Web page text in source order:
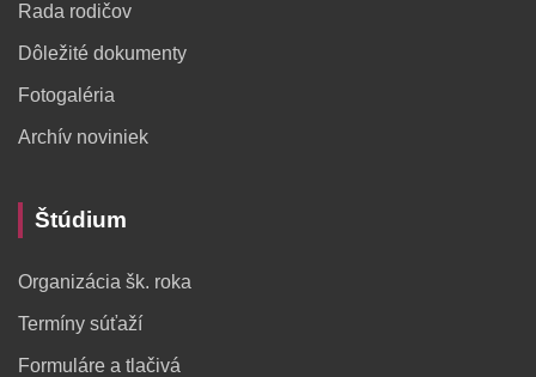
Rada rodičov
Dôležité dokumenty
Fotogaléria
Archív noviniek
Štúdium
Organizácia šk. roka
Termíny súťaží
Formuláre a tlačivá